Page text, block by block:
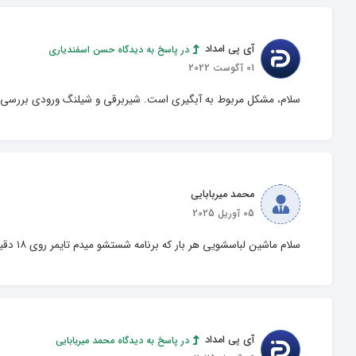
آی پی امداد
در پاسخ به دیدگاه حسن اسفندیاری
01 آگوست 2022
سلام، مشکل مربوط به آبگیری است. شیربرقی و شیلنگ ورودی
محمد میربابایی
05 آوریل 2025
سلام ماشین لباسشویی هر بار که برنامه شستشو میدم تایمر روی ۱۸ دقیقه که میرسه شستشو قطع میشه و دیگه کار نمیکنه مشکل از چیه؟
آی پی امداد
در پاسخ به دیدگاه محمد میربابایی